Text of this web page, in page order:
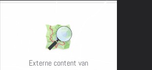
Externe content van